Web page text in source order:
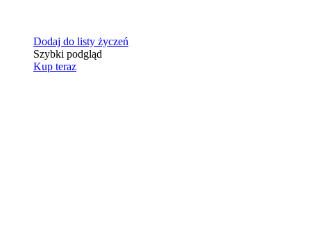
Dodaj do listy życzeń
Szybki podgląd
Kup teraz